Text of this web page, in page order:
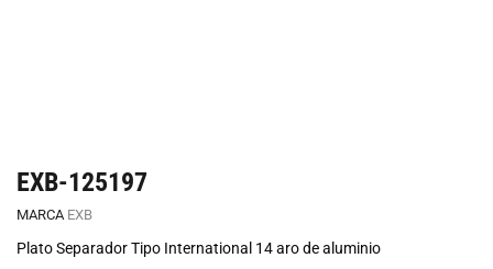
EXB-125197
MARCA EXB
Plato Separador Tipo International 14 aro de aluminio